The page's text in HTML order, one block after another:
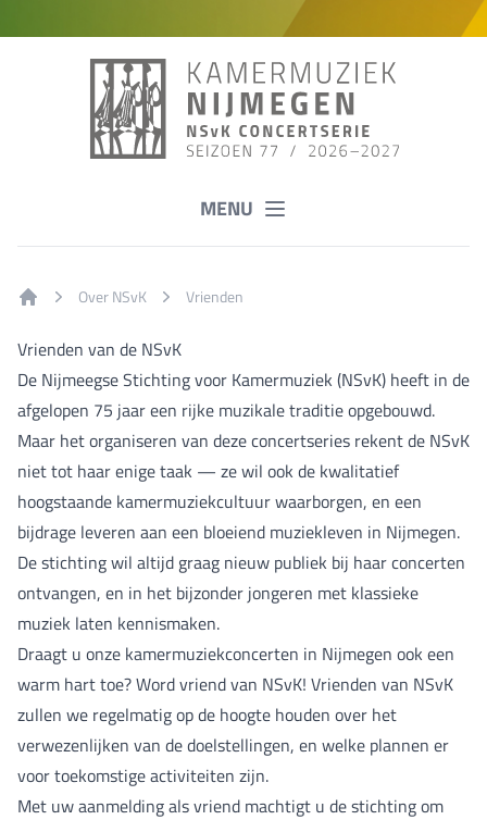
MENU
Over NSvK Vrienden
Vrienden van de NSvK
De Nijmeegse Stichting voor Kamermuziek (NSvK) heeft in de
afgelopen 75 jaar een rijke muzikale traditie opgebouwd.
Maar het organiseren van deze concertseries rekent de NSvK
niet tot haar enige taak — ze wil ook de kwalitatief
hoogstaande kamermuziekcultuur waarborgen, en een
bijdrage leveren aan een bloeiend muziekleven in Nijmegen.
De stichting wil altijd graag nieuw publiek bij haar concerten
ontvangen, en in het bijzonder jongeren met klassieke
muziek laten kennismaken.
Draagt u onze kamermuziekconcerten in Nijmegen ook een
warm hart toe? Word vriend van NSvK! Vrienden van NSvK
zullen we regelmatig op de hoogte houden over het
verwezenlijken van de doelstellingen, en welke plannen er
voor toekomstige activiteiten zijn.
Met uw aanmelding als vriend machtigt u de stichting om